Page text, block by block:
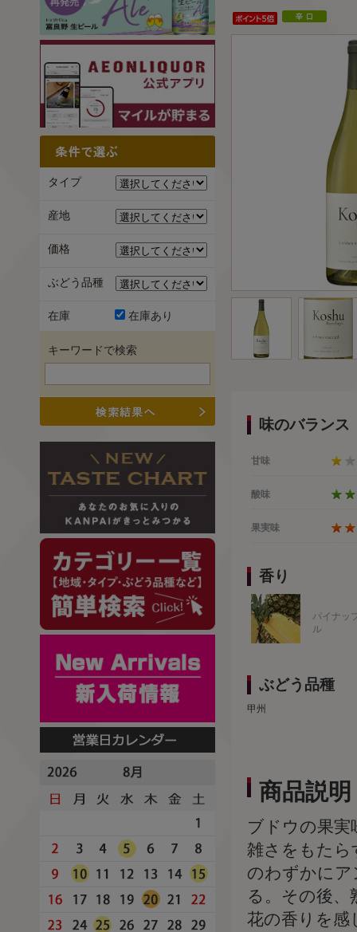
味のバランス
甘味
酸味
果実味
香り
パイナッ
ル
ぶどう品種
甲州
商品説明
ブドウの果実
雑さをもたら
のわずかに
る。その後
花の香りを感
タイプ
産地
価格
ぶどう品種
在庫 在庫あり
キーワードで検索